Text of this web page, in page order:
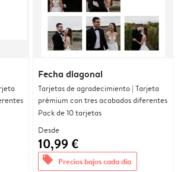
Fecha diagonal
Tarjetas de agradecimiento | Tarjeta
prémium con tres acabados diferentes
Pack de 10 tarjetas
Desde
10,99 €
offers Precios bajos cada día